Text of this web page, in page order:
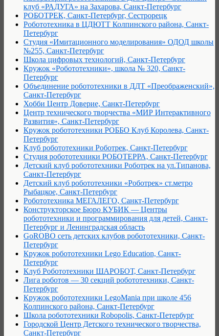
клуб «РАДУГА» на Захарова, Санкт-Петербург
РОБОТРЕК, Санкт-Петербург, Сестрорецк
Робототехника в ЦДЮТТ Колпинского района, Санкт-
Петербург
Студия «Имитационного моделирования» ОДОД школы
№255, Санкт-Петербург
Школа цифровых технологий, Санкт-Петербург
Кружок «Робототехники», школа № 320, Санкт-
Петербург
Объединение робототехники в ДДТ «Преображенский»,
Санкт-Петербург
Хобби Центр Доверие, Санкт-Петербург
Центр технического творчества «МИР Интерактивного
Развития», Санкт-Петербург
Кружок робототехники РОББО Клуб Королева, Санкт-
Петербург
Клуб робототехники Роботрек, Санкт-Петербург
Студия робототехники РОБОТЕРРА, Санкт-Петербург
Детский клуб робототехники Роботрек на ул.Типанова,
Санкт-Петербург
Детский клуб робототехники «Роботрек» ст.метро
Рыбацкое, Санкт-Петербург
Робототехника МЕГАЛЕГО, Санкт-Петербург
Конструкторское Бюро КУБИК — Центры
робототехники и программирования для детей, Санкт-
Петербург и Ленинградская область
GoROBO сеть детских клубов робототехники, Санкт-
Петербург
Кружок робототехники Lego Education, Санкт-
Петербург
Клуб Робототехники ШАРОБОТ, Санкт-Петербург
Лига роботов — 30 секций робототехники, Санкт-
Петербург
Кружок робототехники LegoMania при школе 456
Колпинского района, Санкт-Петербург
Школа робототехники Robopolis, Санкт-Петербург
Городской Центр Детского технического творчества,
Санкт-Петербург